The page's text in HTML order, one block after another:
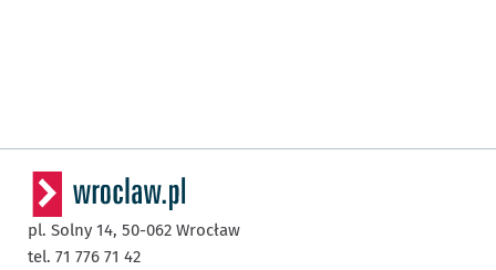
pl. Solny 14, 50-062 Wrocław
tel. 71 776 71 42